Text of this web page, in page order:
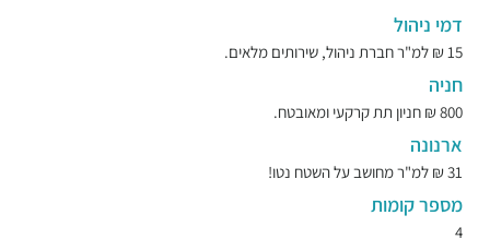
דמי ניהול
15 ₪ למ"ר חברת ניהול, שירותים מלאים.
חניה
800 ₪ חניון תת קרקעי ומאובטח.
ארנונה
31 ₪ למ"ר מחושב על השטח נטו!
מספר קומות
4